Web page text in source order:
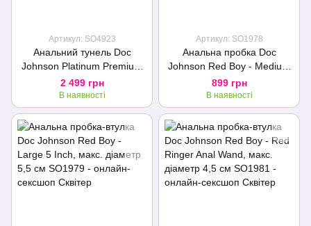
Артикул: SO4923
Анальний тунель Doc
Johnson Platinum Premium
Silicone — The Stretch —
Medium — Black
2 499 грн
В наявності
Артикул: SO1978
Анальна пробка Doc
Johnson Red Boy - Medium
5.5 Inch, макс. діаметр 4 см
899 грн
В наявності